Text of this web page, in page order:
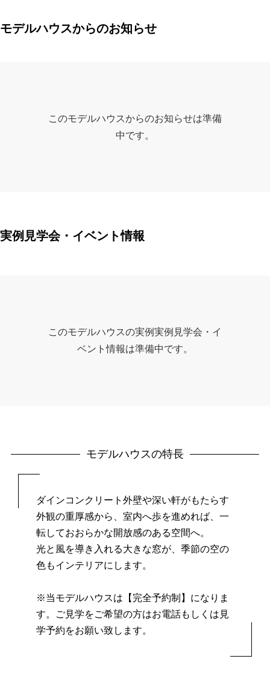
モデルハウスからのお知らせ
このモデルハウスからのお知らせは準備
中です。
実例見学会・イベント情報
このモデルハウスの実例実例見学会・イ
ベント情報は準備中です。
モデルハウスの特長
ダインコンクリート外壁や深い軒がもたらす
外観の重厚感から、 室内へ歩を進めれば、一
転しておおらかな開放感のある空間へ。
光と風を導き入れる大きな窓が、季節の空の
色もインテリアにします。
※当モデルハウスは【完全予約制】になりま
す。
ご見学をご希望の方はお電話もしくは見
学予約をお願い致します。